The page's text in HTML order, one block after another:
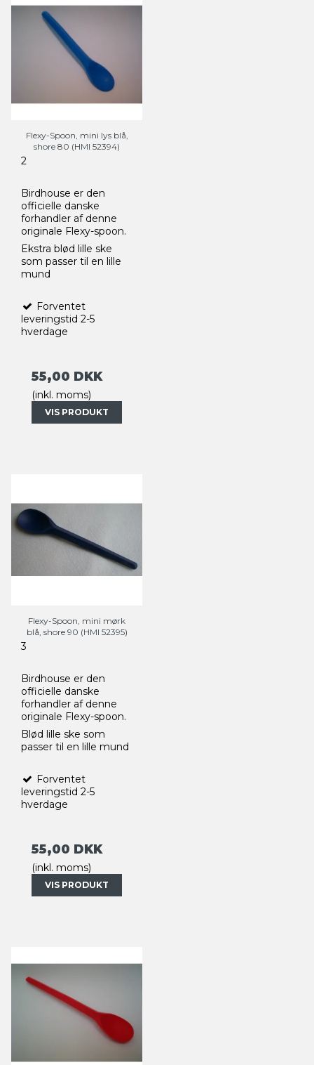
Flexy-Spoon, mini lys blå,
shore 80 (HMI 52394)
2
Birdhouse er den
officielle danske
forhandler af denne
originale Flexy-spoon.
Ekstra blød lille ske
som passer til en lille
mund
Forventet
leveringstid 2-5
hverdage
55,00 DKK
(inkl. moms)
VIS PRODUKT
Flexy-Spoon, mini mørk
blå, shore 90 (HMI 52395)
3
Birdhouse er den
officielle danske
forhandler af denne
originale Flexy-spoon.
Blød lille ske som
passer til en lille mund
Forventet
leveringstid 2-5
hverdage
55,00 DKK
(inkl. moms)
VIS PRODUKT